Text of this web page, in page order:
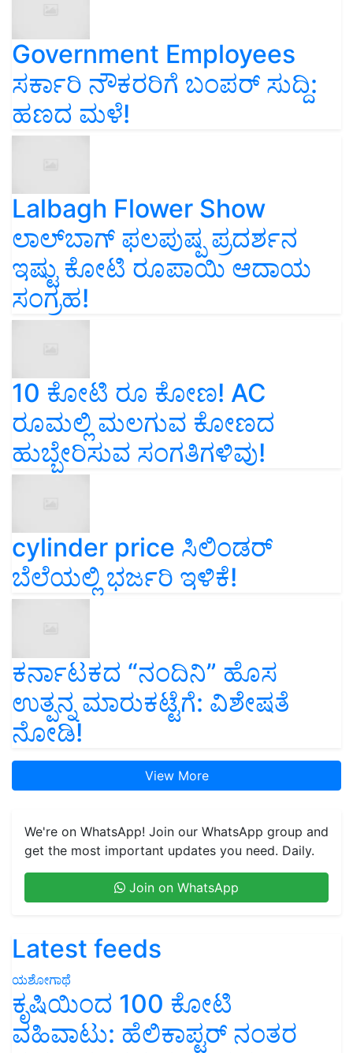
Government Employees
ಸರ್ಕಾರಿ ನೌಕರರಿಗೆ ಬಂಪರ್‌ ಸುದ್ದಿ:
ಹಣದ ಮಳೆ!
Lalbagh Flower Show
ಲಾಲ್‌ಬಾಗ್ ಫಲಪುಷ್ಪ ಪ್ರದರ್ಶನ
ಇಷ್ಟು ಕೋಟಿ ರೂಪಾಯಿ ಆದಾಯ
ಸಂಗ್ರಹ!
10 ಕೋಟಿ ರೂ ಕೋಣ! AC
ರೂಮಲ್ಲಿ ಮಲಗುವ ಕೋಣದ
ಹುಬ್ಬೇರಿಸುವ ಸಂಗತಿಗಳಿವು!
cylinder price ಸಿಲಿಂಡರ್‌
ಬೆಲೆಯಲ್ಲಿ ಭರ್ಜರಿ ಇಳಿಕೆ!
ಕರ್ನಾಟಕದ “ನಂದಿನಿ” ಹೊಸ
ಉತ್ಪನ್ನ ಮಾರುಕಟ್ಟೆಗೆ: ವಿಶೇಷತೆ
ನೋಡಿ!
View More
We're on WhatsApp! Join our WhatsApp group and
get the most important updates you need. Daily.
Join on WhatsApp
Latest feeds
ಯಶೋಗಾಥೆ
ಕೃಷಿಯಿಂದ 100 ಕೋಟಿ
ವಹಿವಾಟು: ಹೆಲಿಕಾಪ್ಟರ್ ನಂತರ